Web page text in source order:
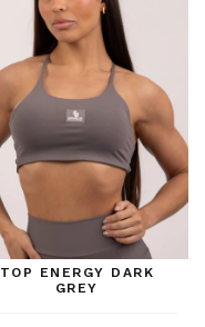
TOP ENERGY DARK
GREY